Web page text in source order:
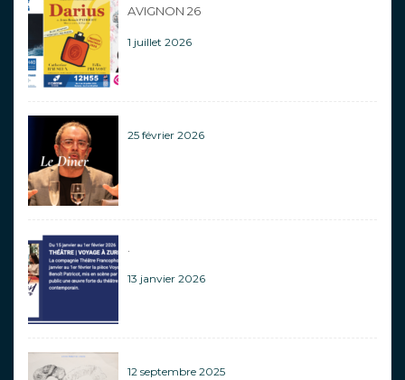
AVIGNON 26
1 juillet 2026
25 février 2026
.
13 janvier 2026
12 septembre 2025